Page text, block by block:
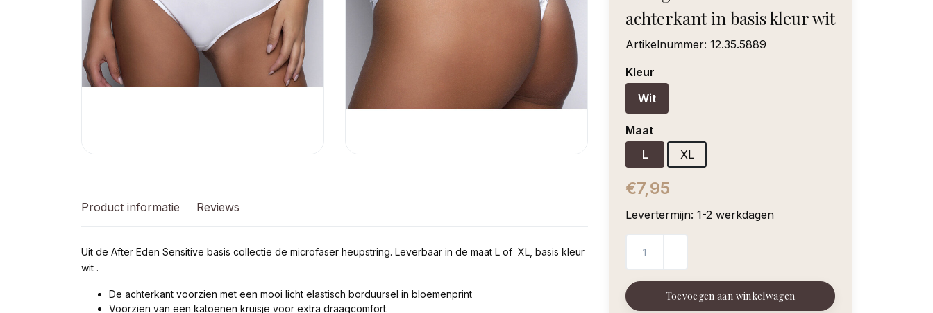
achterkant in basis kleur wit
Artikelnummer: 12.35.5889
Kleur
Wit
Maat
L
XL
€7,95
Levertermijn: 1-2 werkdagen
Toevoegen aan winkelwagen
Product informatie Reviews
Uit de After Eden Sensitive basis collectie de microfaser heupstring. Leverbaar in de maat L of XL, basis kleur
wit .
De achterkant voorzien met een mooi licht elastisch borduursel in bloemenprint
Voorzien van een katoenen kruisje voor extra draagcomfort.